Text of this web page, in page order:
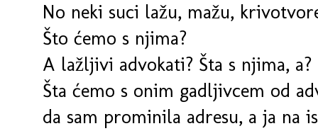
No neki suci lažu, mažu,
Što ćemo s njima?
A lažljivi advokati? Šta s njima, a?
Šta ćemo s onim gadljivcem od
da sam prominila adresu, a ja na